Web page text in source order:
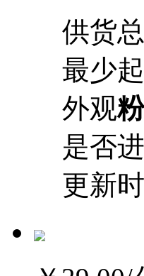
供货
最少
外观
是否
更新